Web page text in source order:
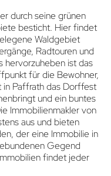
durch seine grünen
besticht. Hier findet
Waldgebiet
Radtouren und
hervorzuheben ist das
für die Bewohner,
in Paffrath das Dorffest
und ein buntes
Immobilienmakler von
aus und bieten
der eine Immobilie in
Gegend
findet jeder